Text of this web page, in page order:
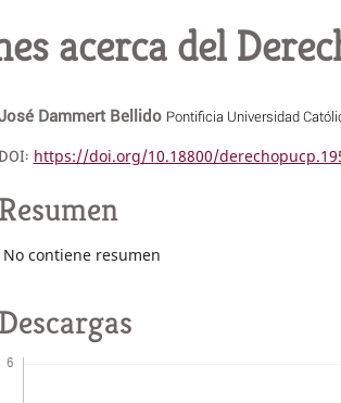
acerca del
Dammert Bellido Pontificia Universidad
https://doi.org/10.18800/
Resumen
No contiene resumen
Descargas